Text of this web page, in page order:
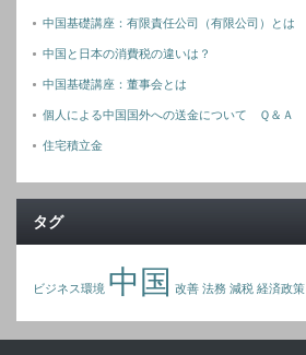
中国基礎講座：有限責任公司（有限公司）とは
中国と日本の消費税の違いは？
中国基礎講座：董事会とは
個人による中国国外への送金について Ｑ＆Ａ
住宅積立金
タグ
ビジネス環境 中国 改善 法務 減税 経済政策